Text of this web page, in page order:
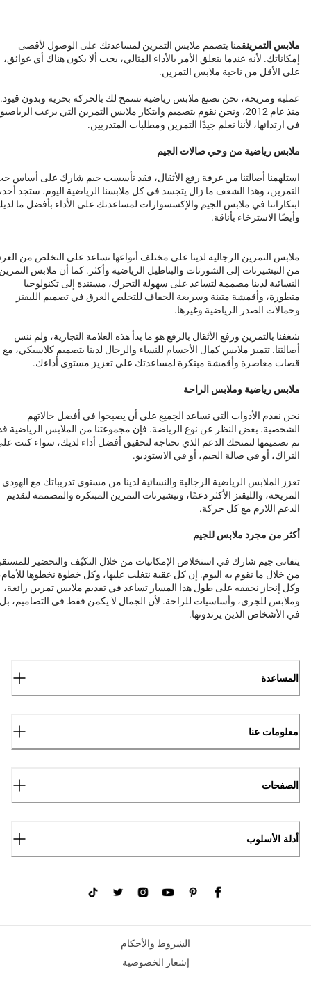
ملابس التمرينقمنا بتصمم ملابس التمرين لمساعدتك على الوصول لأقصى
إمكاناتك. لأنه عندما يتعلق الأمر بالأداء المثالي، يجب ألا يكون هناك أي عوائق،
على الأقل من ناحية ملابس التمرين.
عملية ومريحة، نحن نصنع ملابس رياضية تسمح لك بالحركة بحرية وبدون قيود.
منذ عام 2012، ونحن نقوم بتصميم وابتكار ملابس التمرين التي يرغب
في ارتدائها، لأننا نعلم جيدًا التمرين ومطلبات المتدربين.
ملابس رياضية من وحي صالات الجيم
استلهمنا أصالتنا من غرفة رفع الأثقال، فقد تأسست جيم شارك على أساس
التمرين، وهذا الشغف ما زال يتجسد في كل ملابسنا الرياضية اليوم. ستجد
ابتكاراتنا في ملابس الجيم والإكسسوارات لمساعدتك على الأداء بأفضل ما
وأيضًا الاسترخاء بأناقة.
ملابس التمرين الرجالية لدينا على مختلف أنواعها تساعد على التخلص من
من التيشيرتات إلى الشورتات والبناطيل الرياضية وأكثر. كما أن ملابس
النسائية لدينا مصممة لتساعد على سهولة التحرك، مستندة إلى تكنولوجيا
متطورة، وأقمشة متينة وسريعة الجفاف للتخلص العرق في تصميم الليقنز
وحمالات الصدر الرياضية وغيرها.
شغفنا بالتمرين ورفع الأثقال بالرفع هو ما بدأ هذه العلامة التجارية، ولم ننس
أصالتنا. تتميز ملابس كمال الأجسام للنساء والرجال لدينا بتصميم كلاسيكي، مع
قصات معاصرة وأقمشة مبتكرة لمساعدتك على تعزيز مستوى أداءك.
ملابس رياضية وملابس الراحة
نحن نقدم الأدوات التي تساعد الجميع على أن يصبحوا في أفضل حالاتهم
الشخصية. بغض النظر عن نوع الرياضة. فإن مجموعتنا من الملابس الرياضية
تم تصميمها لتمنحك الدعم الذي تحتاجه لتحقيق أفضل أداء لديك، سواء كنت
التراك، أو في صالة الجيم، أو في الاستوديو.
تعزز الملابس الرياضية الرجالية والنسائية لدينا من مستوى تدريباتك مع الهودي
المريحة، والليقنز الأكثر دعمًا، وتيشيرتات التمرين المبتكرة والمصممة لتقديم
الدعم اللازم مع كل حركة.
أكثر من مجرد ملابس للجيم
يتفانى جيم شارك في استخلاص الإمكانيات من خلال التكيّف والتحضير
من خلال ما نقوم به اليوم. إن كل عقبة نتغلب عليها، وكل خطوة نخطوها
وكل إنجاز نحققه على طول هذا المسار تساعد في تقديم ملابس تمرين رائعة،
وملابس للجري، وأساسيات للراحة. لأن الجمال لا يكمن فقط في التصاميم، بل
في الأشخاص الذين يرتدونها.
المساعدة
معلومات عنا
الصفحات
أدلة الأسلوب
الشروط والأحكام
إشعار الخصوصية